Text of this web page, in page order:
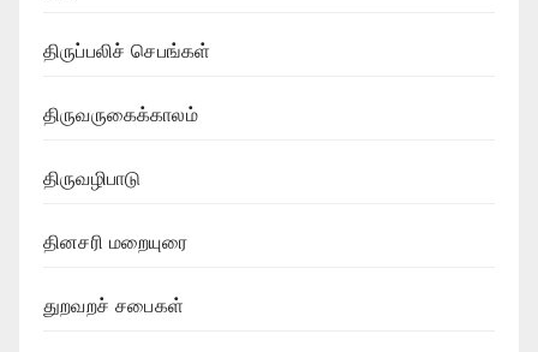
திருப்பலிச் செபங்கள்
திருவருகைக்காலம்
திருவழிபாடு
தினசரி மறையுரை
துறவறச் சபைகள்